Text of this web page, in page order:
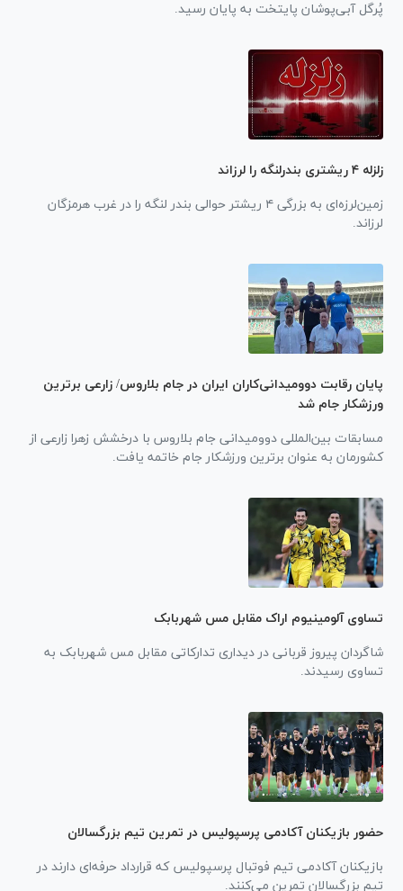
پُرگل آبی‌پوشان پایتخت به پایان رسید.
زلزله ۴ ریشتری بندرلنگه را لرزاند
زمین‌لرزه‌ای به بزرگی ۴ ریشتر حوالی بندر لنگه را در غرب هرمزگان
لرزاند.
پایان رقابت دوومیدانی‌کاران ایران در جام بلاروس/ زارعی برترین
ورزشکار جام شد
مسابقات بین‌المللی دوومیدانی جام بلاروس با درخشش زهرا زارعی از
کشورمان به عنوان برترین ورزشکار جام خاتمه یافت.
تساوی آلومینیوم اراک مقابل مس شهربابک
شاگردان پیروز قربانی در دیداری تدارکاتی مقابل مس شهربابک به
تساوی رسیدند.
حضور بازیکنان آکادمی پرسپولیس در تمرین تیم بزرگسالان
بازیکنان آکادمی تیم فوتبال پرسپولیس که قرارداد حرفه‌ای دارند در
تیم بزرگسالان تمرین می‌کنند.